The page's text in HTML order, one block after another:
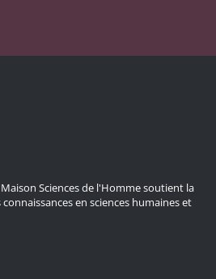
Sciences de l'Homme soutient la
en sciences humaines et